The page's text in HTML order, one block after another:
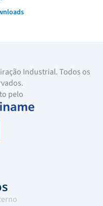
Industrial. Todos os
pelo